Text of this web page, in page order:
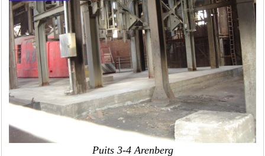
Puits 3-4 Arenberg